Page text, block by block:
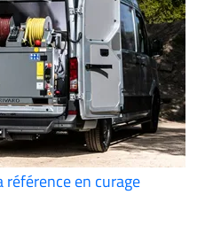
référence en curage